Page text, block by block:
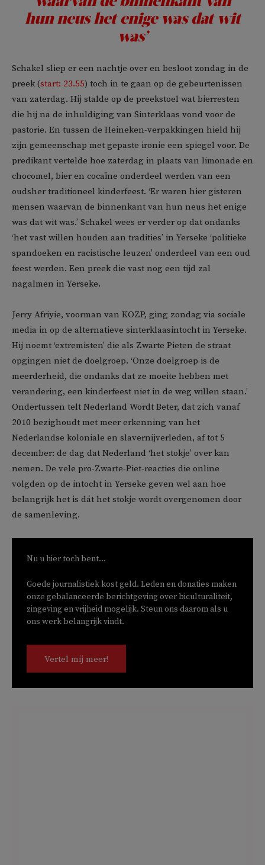
hun neus het enige was dat wit
was’
Schakel sliep er een nachtje over en besloot zondag in de
preek (start: 23.55) toch in te gaan op de gebeurtenissen
van zaterdag. Hij stalde op de preekstoel wat bierresten
die hij na de inhuldiging van Sinterklaas vond voor de
pastorie. En tussen de Heineken-verpakkingen hield hij
zijn gemeenschap met gepaste ironie een spiegel voor. De
predikant vertelde hoe zaterdag in plaats van limonade en
chocomel, bier en cocaïne onderdeel werden van een
oudsher traditioneel kinderfeest. ‘Er waren hier gisteren
mensen waarvan de binnenkant van hun neus het enige
was dat wit was.’ Schakel wees er verder op dat ondanks
‘het vast willen houden aan tradities’ in Yerseke ‘politieke
spandoeken en racistische leuzen’ onderdeel van een oud
feest werden. Een preek die vast nog een tijd zal
nagalmen in Yerseke.
Jerry Afriyie, voorman van KOZP, ging zondag via sociale
media in op de alternatieve sinterklaasintocht in Yerseke.
Hij noemt ‘extremisten’ die als Zwarte Pieten de straat
opgingen niet de doelgroep. ‘Onze doelgroep is de
meerderheid, die ondanks dat ze moeite hebben met
verandering, een kinderfeest niet in de weg willen staan.’
Ondertussen telt Nederland Wordt Beter, dat zich vanaf
2010 bezighoudt met meer erkenning van het
Nederlandse koloniale en slavernijverleden, af tot 5
december: de dag dat Nederland ‘het stokje’ over kan
nemen. De vele pro-Zwarte-Piet-reacties die online
volgden op de intocht in Yerseke geven wel aan hoe
belangrijk het is dát het stokje wordt overgenomen door
de samenleving.
Nu u hier toch bent...
Goede journalistiek kost geld. Leden en donaties maken
onze gebalanceerde berichtgeving over biculturaliteit,
zingeving en vrijheid mogelijk. Steun ons daarom als u
ons werk belangrijk vindt.
Vertel mij meer!